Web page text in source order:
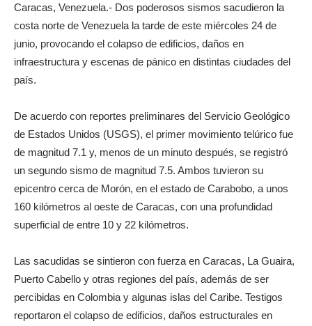
Caracas, Venezuela.- Dos poderosos sismos sacudieron la
costa norte de Venezuela la tarde de este miércoles 24 de
junio, provocando el colapso de edificios, daños en
infraestructura y escenas de pánico en distintas ciudades del
país.
De acuerdo con reportes preliminares del Servicio Geológico
de Estados Unidos (USGS), el primer movimiento telúrico fue
de magnitud 7.1 y, menos de un minuto después, se registró
un segundo sismo de magnitud 7.5. Ambos tuvieron su
epicentro cerca de Morón, en el estado de Carabobo, a unos
160 kilómetros al oeste de Caracas, con una profundidad
superficial de entre 10 y 22 kilómetros.
Las sacudidas se sintieron con fuerza en Caracas, La Guaira,
Puerto Cabello y otras regiones del país, además de ser
percibidas en Colombia y algunas islas del Caribe. Testigos
reportaron el colapso de edificios, daños estructurales en